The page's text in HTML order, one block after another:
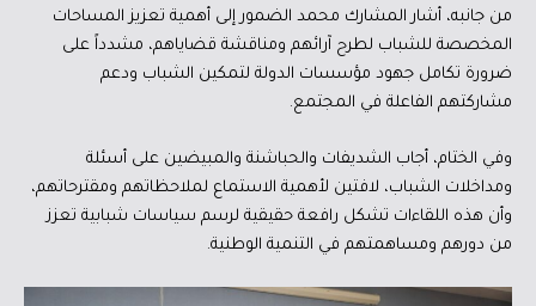
من جانبه، أشار المشارك محمد الضمور إلى أهمية تعزيز المساحات
المخصصة للشباب لطرح آرائهم ومناقشة قضاياهم، مشدداً على
ضرورة تكامل جهود مؤسسات الدولة لتمكين الشباب ودعم
مشاركتهم الفاعلة في المجتمع.
وفي الختام، أجاب الشديفات والحباشنة والمبيضين على أسئلة
ومداخلات الشباب، لافتين لأهمية الاستماع لملاحظاتهم ومقترحاتهم،
وأن هذه اللقاءات تشكل رافعة حقيقية لرسم سياسات شبابية تعزز
من دورهم ومساهمتهم في التنمية الوطنية.